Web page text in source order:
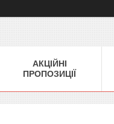
АКЦІЙНІ
ПРОПОЗИЦІЇ